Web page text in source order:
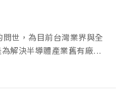
問世，為目前台灣業界與全
解決半導體產業舊有廠...